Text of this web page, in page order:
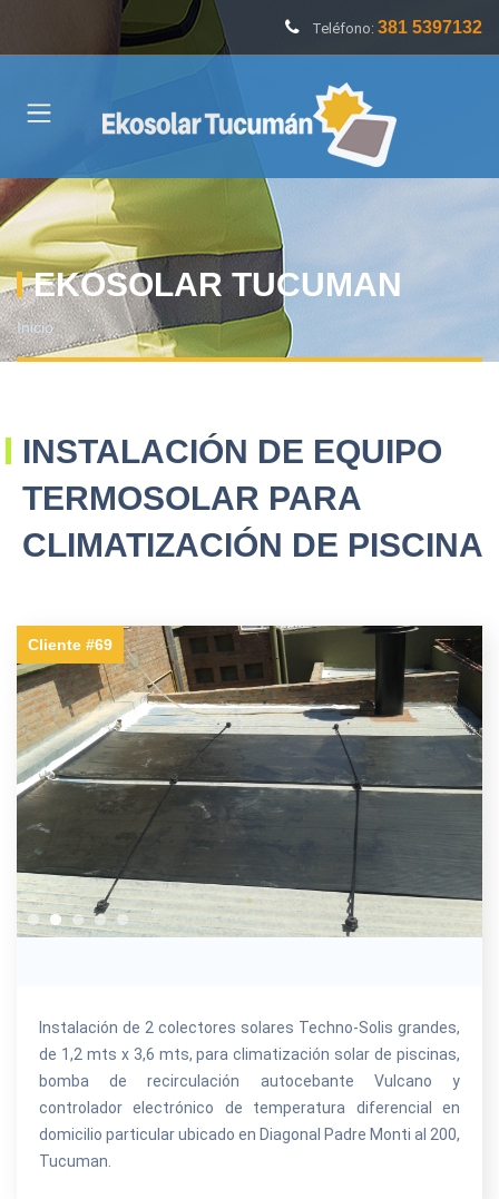
Teléfono: 381 5397132
EKOSOLAR TUCUMAN
Inicio
INSTALACIÓN DE EQUIPO
TERMOSOLAR PARA
CLIMATIZACIÓN DE PISCINA
Cliente #69
Instalación de 2 colectores solares Techno-Solis grandes,
de 1,2 mts x 3,6 mts, para climatización solar de piscinas,
bomba de recirculación autocebante Vulcano y
controlador electrónico de temperatura diferencial en
domicilio particular ubicado en Diagonal Padre Monti al 200,
Tucuman.